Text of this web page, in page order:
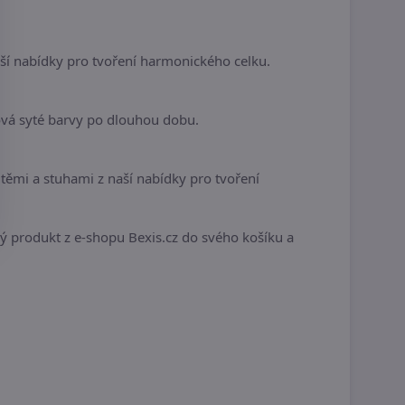
nabídky pro tvoření harmonického celku.
syté barvy po dlouhou dobu.
a stuhami z naší nabídky pro tvoření
z e-shopu Bexis.cz do svého košíku a